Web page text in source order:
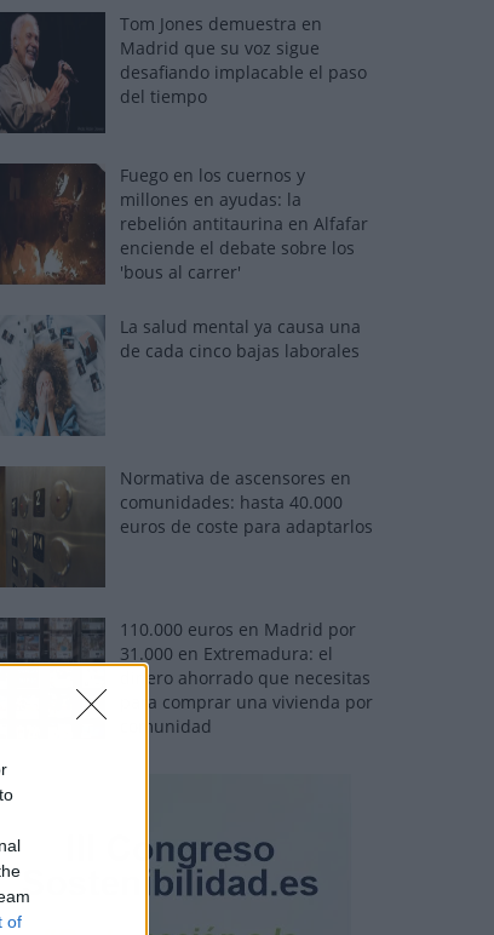
of
Tom Jones demuestra en
Madrid que su voz sigue
desafiando implacable el paso
del tiempo
Fuego en los cuernos y
millones en ayudas: la
rebelión antitaurina en Alfafar
enciende el debate sobre los
'bous al carrer'
La salud mental ya causa una
de cada cinco bajas laborales
Normativa de ascensores en
comunidades: hasta 40.000
euros de coste para adaptarlos
110.000 euros en Madrid por
31.000 en Extremadura: el
dinero ahorrado que necesitas
para comprar una vivienda por
comunidad